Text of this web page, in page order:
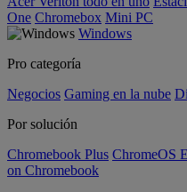
One Chromebox Mini PC
Windows
Pro categoría
Negocios Gaming en la nube
Por solución
Chromebook Plus ChromeOS
on Chromebook